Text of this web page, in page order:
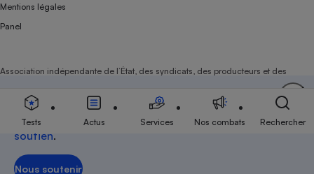
Soutenez-nous
Aujourd'hui plus que jamais, nous comptons sur
votre
soutien.
Nous soutenir
Mentions légales
Panel
Association indépendante de l’État, des syndicats, des producteurs et des
Tests Actus Services Nos combats Rechercher